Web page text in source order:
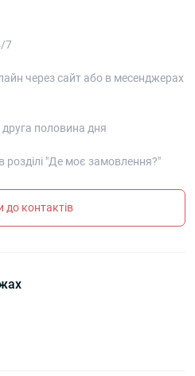
7
через сайт або в месенджерах
половина дня
розділі "Де моє замовлення?"
до контактів